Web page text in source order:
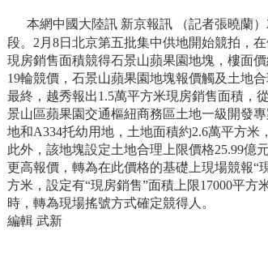
本網中國大陸訊 新京報訊 （記者張曉蘭）
段。 2 月 8日 北京第五批集中供地開始競拍，
現房銷售面積競得石景山蘋果園地塊，樓面
19輪競價，石景山蘋果園地塊報價觸及土地
最終，越秀報出1.5萬平方米現房銷售面積，
景山區蘋果園交通樞紐商務區土地一級開發專
地和A334托幼用地，土地面積約2.6萬平方米
此外，該地塊設定土地合理上限價格25.99億
更高報價，轉為在此價格的基礎上現場競報“
方米，設定有“現房銷售”面積上限17000平方
時，轉為現場搖號方式確定競得人。
編輯 武新